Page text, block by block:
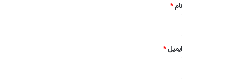
نام*
ایمیل*